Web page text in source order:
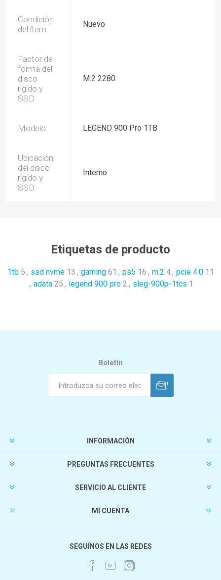
Condición
del ítem
Nuevo
Factor de
forma del
disco
rígido y
SSD
M.2 2280
Modelo LEGEND 900 Pro 1TB
Ubicación
del disco
rígido y
SSD
Interno
Etiquetas de producto
1tb 5 , ssd nvme 13 , gaming 61 , ps5 16 , m.2 4, pcie 4.0 11
, adata 25 , legend 900 pro 2 , sleg-900p-1tcs 1
Boletín
INFORMACIÓN
PREGUNTAS FRECUENTES
SERVICIO AL CLIENTE
MI CUENTA
SEGUÍNOS EN LAS REDES